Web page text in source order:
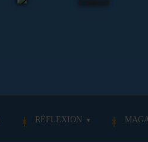
RÉFLEXION